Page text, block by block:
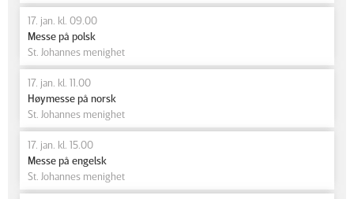
17. jan. kl. 09.00
Messe på polsk
St. Johannes menighet
17. jan. kl. 11.00
Høymesse på norsk
St. Johannes menighet
17. jan. kl. 15.00
Messe på engelsk
St. Johannes menighet